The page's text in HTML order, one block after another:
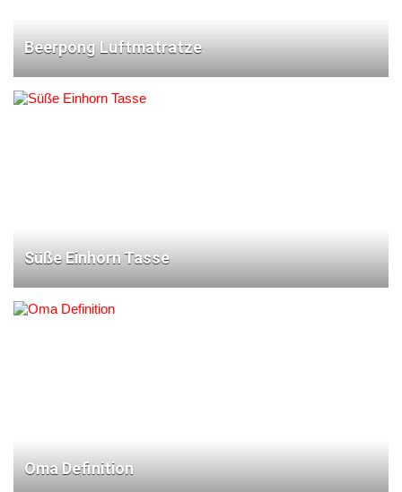
Beerpong Luftmatratze
Süße Einhorn Tasse
Oma Definition